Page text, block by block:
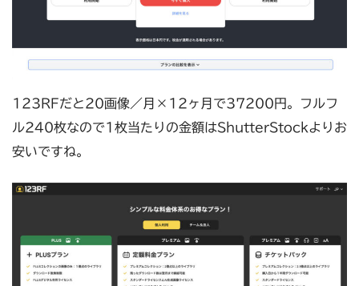
123RFだと20画像／月×12ヶ月で37200円。フルフ
ル240枚なので1枚当たりの金額はShutterStockよりお
安いですね。